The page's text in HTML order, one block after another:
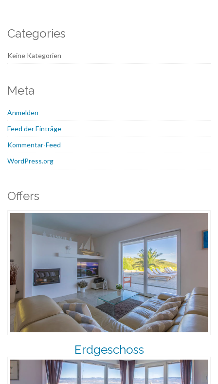
Categories
Keine Kategorien
Meta
Anmelden
Feed der Einträge
Kommentar-Feed
WordPress.org
Offers
Erdgeschoss